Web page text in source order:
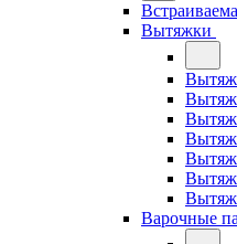
Вытяжки
Варочные